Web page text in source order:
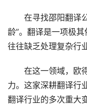
在寻找邵阳翻译公
龄”。翻译是一项极
往往缺乏处理复杂行
在这一领域，欧得
力。这家深耕翻译行
翻译行业的多次重大